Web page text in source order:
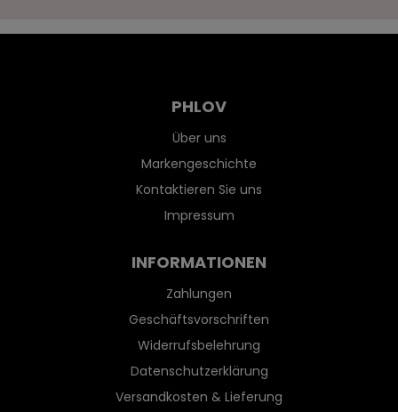
PHLOV
Über uns
Markengeschichte
Kontaktieren Sie uns
Impressum
INFORMATIONEN
Zahlungen
Geschäftsvorschriften
Widerrufsbelehrung
Datenschutzerklärung
Versandkosten & Lieferung